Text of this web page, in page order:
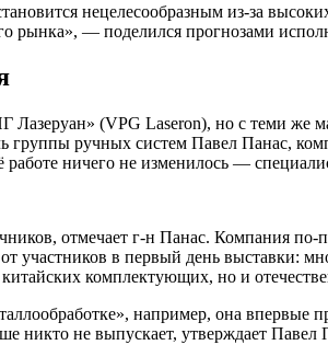
нецелесообразным из-за
рынка», — поделился прогнозами
(VPG Laseron), но с теми
группы ручных систем Павел Панас,
ничего не изменилось —
отмечает г-н Панас. Компания
в первый день выставки:
комплектующих, но и
например, она
никто не выпускает, утверждает